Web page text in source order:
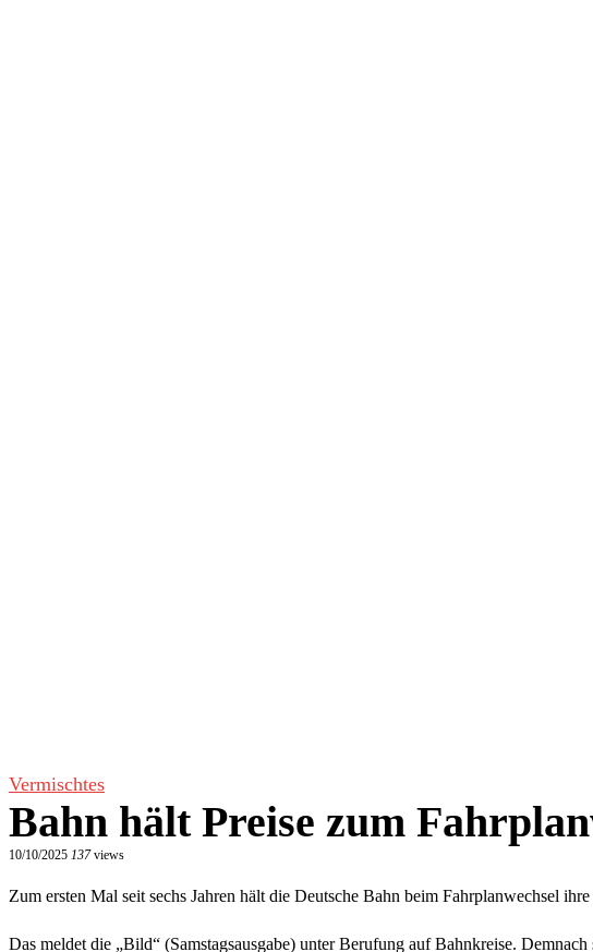
Vermischtes
Bahn hält Preise zum
10/10/2025 137views
Zum ersten Mal seit sechs Jahren hält die Deutsche Bahn beim Fahrplanwechsel ihre
Das meldet die „Bild“ (Samstagsausgabe) unter Berufung auf Bahnkreise.